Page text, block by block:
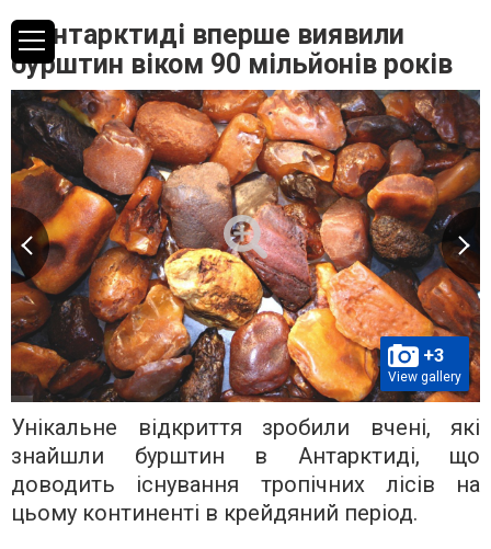
В Антарктиді вперше виявили
бурштин віком 90 мільйонів років
+3
View gallery
Унікальне відкриття зробили вчені, які
знайшли бурштин в Антарктиді, що
доводить існування тропічних лісів на
цьому континенті в крейдяний період.